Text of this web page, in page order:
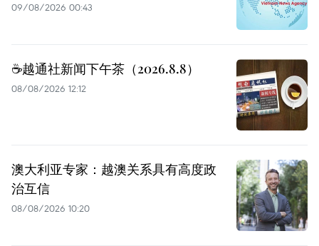
09/08/2026 00:43
☕️越通社新闻下午茶（2026.8.8）
08/08/2026 12:12
澳大利亚专家：越澳关系具有高度政
治互信
08/08/2026 10:20